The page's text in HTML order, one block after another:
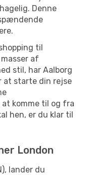
Denne
til
af
stil, har Aalborg
at starte din rejse
komme til og fra
hen, er du klar til
London
lander du